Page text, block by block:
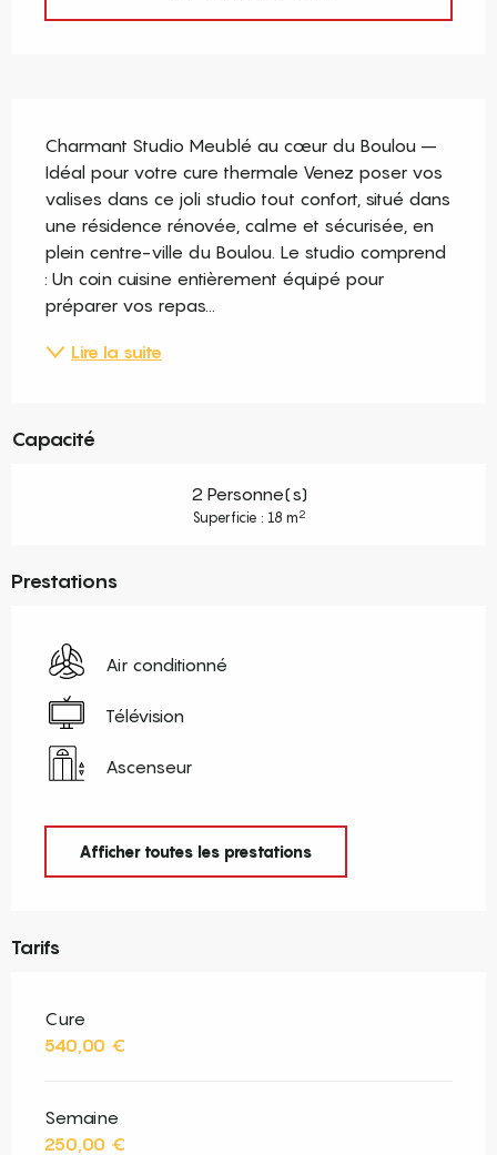
Charmant Studio Meublé au cœur du Boulou –
Idéal pour votre cure thermale Venez poser vos
valises dans ce joli studio tout confort, situé dans
une résidence rénovée, calme et sécurisée, en
plein centre-ville du Boulou. Le studio comprend
: Un coin cuisine entièrement équipé pour
préparer vos repas...
Lire la suite
Capacité
2 Personne(s)
Superficie : 18 m2
Prestations
Air conditionné
Télévision
Ascenseur
Afficher toutes les prestations
Tarifs
Cure
540,00 €
Semaine
250,00 €